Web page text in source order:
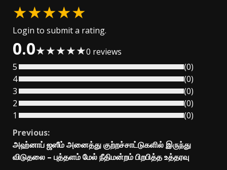
★★★★★
Login to submit a rating.
0.0★★★★★0 reviews
5
(0)
4
(0)
3
(0)
2
(0)
1
(0)
Continue
Reading
Previous:
அஹ்னாப் ஜஸீம் அனைத்து குற்றச்சாட்டுகளில் இருந்து
விடுதலை – புத்தளம் மேல் நீதிமன்றம் பிறபித்த உத்தரவு